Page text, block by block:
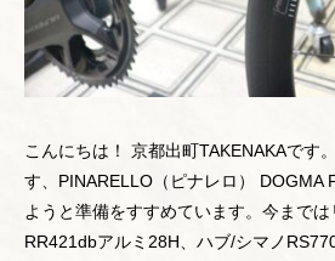
こんにちは！ 京都出町TAKENAKAです
す、PINARELLO（ピナレロ） DOGMA
ようと準備をすすめています。今まで
RR421dbアルミ28H、ハブ/シマノ